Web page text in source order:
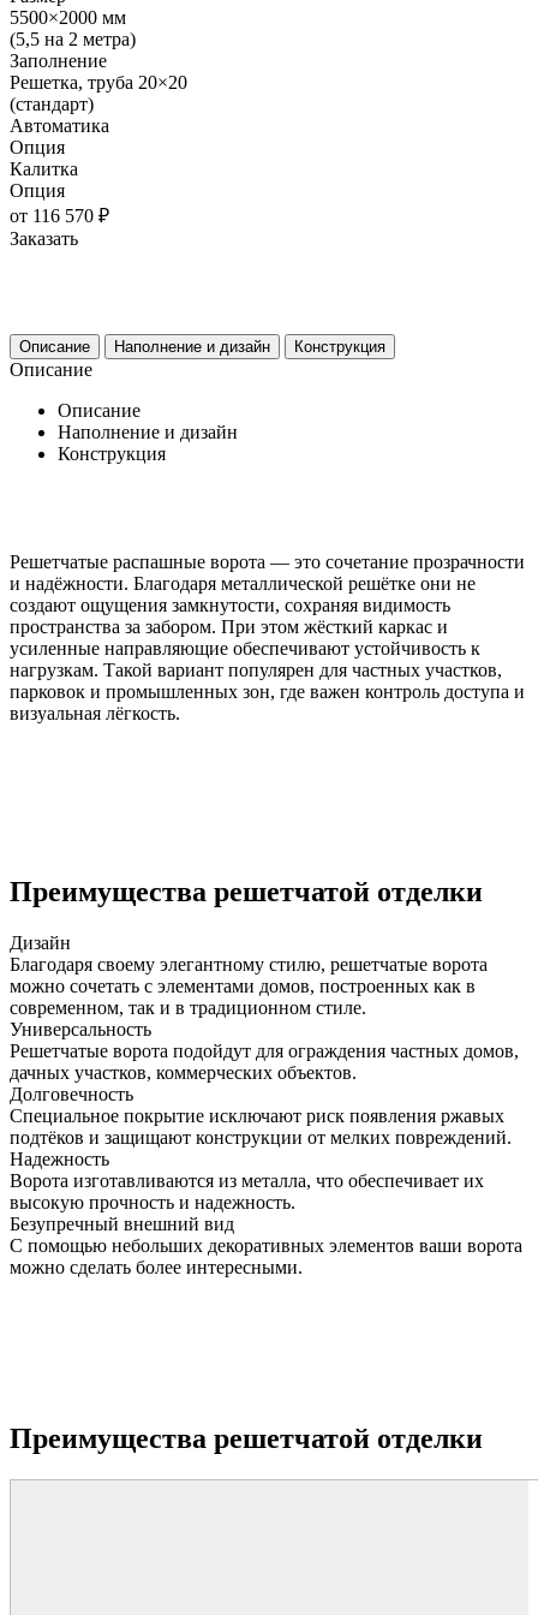
5500×2000 мм
(5,5 на 2 метра)
Заполнение
Решетка, труба 20×20
(стандарт)
Автоматика
Опция
Калитка
Опция
от 116 570 ₽
Заказать
Описание Наполнение и дизайн Конструкция
Описание
Описание
Наполнение и дизайн
Конструкция
Решетчатые распашные ворота — это сочетание прозрачности
и надёжности. Благодаря металлической решётке они не
создают ощущения замкнутости, сохраняя видимость
пространства за забором. При этом жёсткий каркас и
усиленные направляющие обеспечивают устойчивость к
нагрузкам. Такой вариант популярен для частных участков,
парковок и промышленных зон, где важен контроль доступа и
визуальная лёгкость.
Преимущества решетчатой отделки
Дизайн
Благодаря своему элегантному стилю, решетчатые ворота
можно сочетать с элементами домов, построенных как в
современном, так и в традиционном стиле.
Универсальность
Решетчатые ворота подойдут для ограждения частных домов,
дачных участков, коммерческих объектов.
Долговечность
Специальное покрытие исключают риск появления ржавых
подтёков и защищают конструкции от мелких повреждений.
Надежность
Ворота изготавливаются из металла, что обеспечивает их
высокую прочность и надежность.
Безупречный внешний вид
С помощью небольших декоративных элементов ваши ворота
можно сделать более интересными.
Преимущества решетчатой отделки